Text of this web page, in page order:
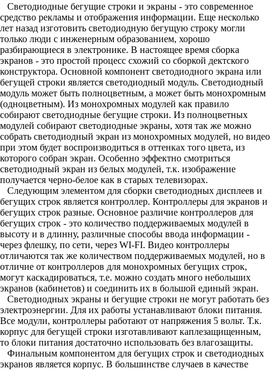
Светодиодные бегущие строки и экраны - это современное
средство рекламы и отображения информации. Еще несколько
лет назад изготовить светодиодную бегущую строку могли
только люди с инженерным образованием, хорошо
разбирающиеся в электронике. В настоящее время сборка
экранов - это простой процесс схожий со сборкой дектского
конструктора. Основной компонент светодиодного экрана или
бегущей строки является светодиодный модуль. Светодиодный
модуль может быть полноцветным, а может быть монохромным
(одноцветным). Из монохромных модулей как правило
собирают светодиодные бегущие строки. Из полноцветных
модулей собирают светодиодные экраны, хотя так же можно
собрать светодиодный экран из монохромных модулей, но видео
при этом будет воспроизводиться в оттенках того цвета, из
которого собран экран. Особенно эффектно смотриться
светодиодный экран из белых модулей, т.к. изображение
получается черно-белое как в старых телевизорах.
Следующим элементом для сборки светодиодных дисплеев и
бегущих строк является контроллер. Контроллеры для экранов и
бегущих строк разные. Основное различие контроллеров для
бегущих строк - это количество поддерживаемых модулей в
высоту и в длинну, различные способы ввода информации -
через флешку, по сети, через WI-FI. Видео контроллеры
отличаются так же количеством поддерживаемых модулей, но в
отличие от контроллеров для монохромных бегущих строк,
могут каскадироваться, т.е. можно создать много небольших
экранов (кабинетов) и соединить их в большой единый экран.
Светодиодных экраны и бегущие строки не могут работать без
электроэнергии. Для их работы устанавливают блоки питания.
Все модули, контроллеры работают от напряжения 5 вольт. Т.к.
корпус для бегущей строки изготавливают каплезащищенным,
то блоки питания достаточно использовать без влагозащиты.
Финальным компонентом для бегущих строк и светодиодных
экранов является корпус. В большинстве случаев в качестве